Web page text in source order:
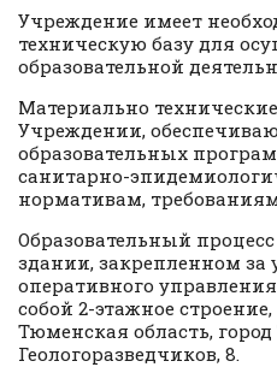
Учреждение имеет
техническую базу для
образовательной
Материально
Учреждении,
образовательных
санитарно-
нормативам,
Образовательный
здании, закрепленном
оперативного
собой 2-этажное
Тюменская область,
Геологоразведчиков, 8.